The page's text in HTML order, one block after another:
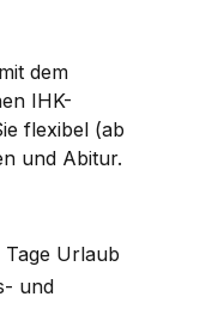
dem
IHK-
flexibel (ab
und Abitur.
Urlaub
und